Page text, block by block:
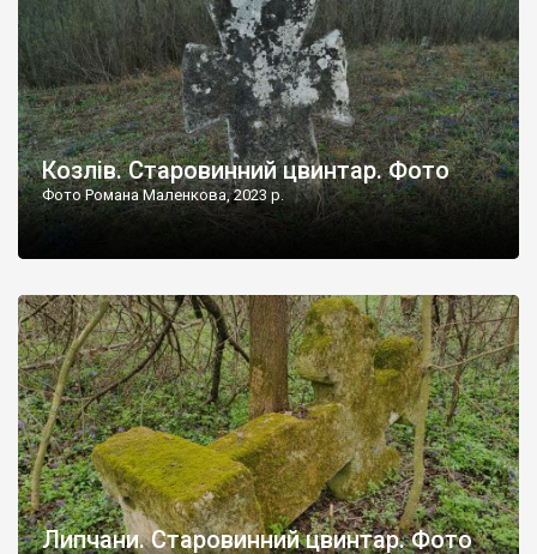
Козлів. Старовинний цвинтар. Фото
Фото Романа Маленкова, 2023 р.
Липчани. Старовинний цвинтар. Фото